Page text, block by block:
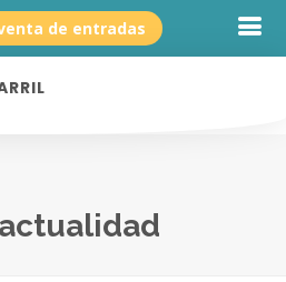
de entradas